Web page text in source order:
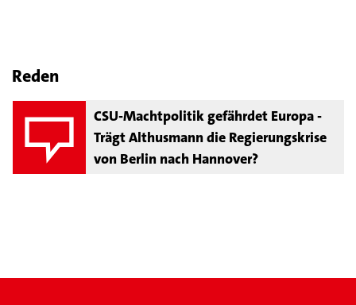
Reden
CSU-Machtpolitik gefährdet Europa -
Trägt Althusmann die Regierungskrise
von Berlin nach Hannover?